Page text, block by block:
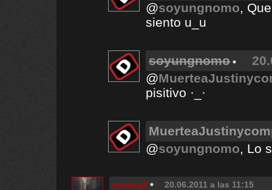
@soyungnomo,
siento u_u
soyungnomo
@
pisitivo ·_·
@soyungnomo, Lo
mistery0
20.06.2011 a las 11:15